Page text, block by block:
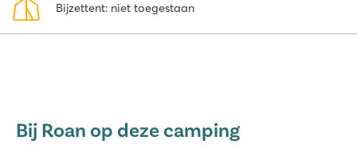
Bijzettent: niet toegestaan
Bij Roan op deze camping